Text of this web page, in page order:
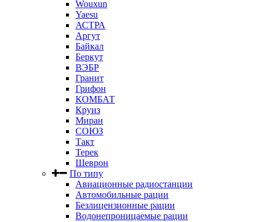
Wouxun
Yaesu
АСТРА
Аргут
Байкал
Беркут
ВЭБР
Гранит
Грифон
КОМБАТ
Круиз
Миран
СОЮЗ
Такт
Терек
Шеврон
По типу
Авиационные радиостанции
Автомобильные рации
Безлицензионные рации
Водонепроницаемые рации